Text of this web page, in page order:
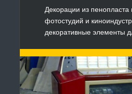
Декорации из
фотостудий и
декоративные элементы